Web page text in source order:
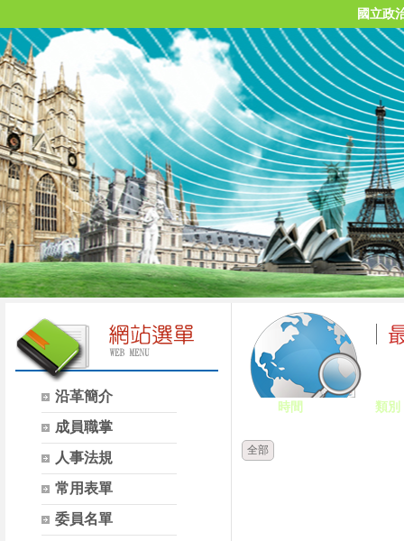
國立政
沿革簡介
成員職掌
人事法規
常用表單
委員名單
時間 類別
全部